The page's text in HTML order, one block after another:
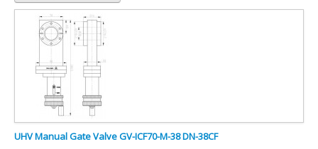
UHV Manual Gate Valve GV-ICF70-M-38 DN-38CF